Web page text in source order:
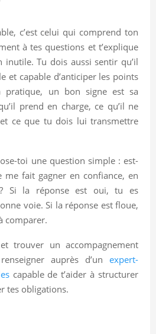
c’est celui qui comprend ton
à tes questions et t’explique
inutile. Tu dois aussi sentir qu’il
et capable d’anticiper les points
pratique, un bon signe est sa
prend en charge, ce qu’il ne
ce que tu dois lui transmettre
toi une question simple : est-
me fait gagner en confiance, en
Si la réponse est oui, tu es
voie. Si la réponse est floue,
comparer.
trouver un accompagnement
auprès d’un expert-
capable de t’aider à structurer
tes obligations.